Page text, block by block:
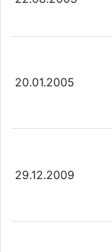
20.01.2005
29.12.2009